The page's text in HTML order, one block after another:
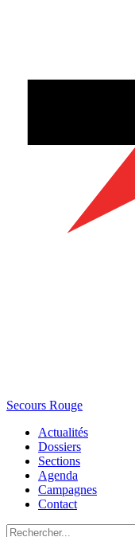
Secours Rouge
Actualités
Dossiers
Sections
Agenda
Campagnes
Contact